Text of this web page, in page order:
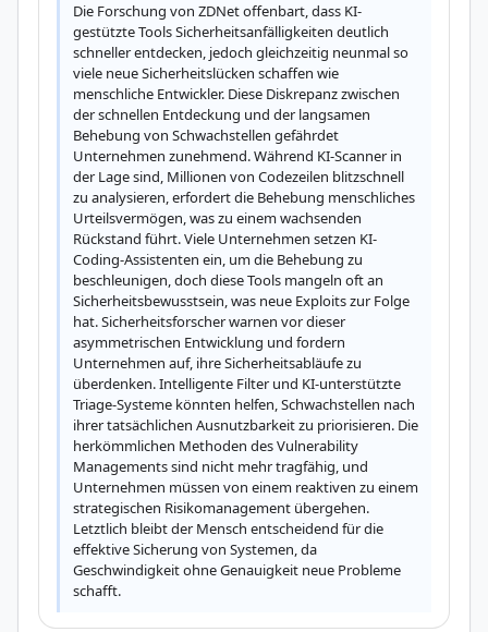
Die Forschung von ZDNet offenbart, dass KI-
gestützte Tools Sicherheitsanfälligkeiten deutlich
schneller entdecken, jedoch gleichzeitig neunmal so
viele neue Sicherheitslücken schaffen wie
menschliche Entwickler. Diese Diskrepanz zwischen
der schnellen Entdeckung und der langsamen
Behebung von Schwachstellen gefährdet
Unternehmen zunehmend. Während KI-Scanner in
der Lage sind, Millionen von Codezeilen blitzschnell
zu analysieren, erfordert die Behebung menschliches
Urteilsvermögen, was zu einem wachsenden
Rückstand führt. Viele Unternehmen setzen KI-
Coding-Assistenten ein, um die Behebung zu
beschleunigen, doch diese Tools mangeln oft an
Sicherheitsbewusstsein, was neue Exploits zur Folge
hat. Sicherheitsforscher warnen vor dieser
asymmetrischen Entwicklung und fordern
Unternehmen auf, ihre Sicherheitsabläufe zu
überdenken. Intelligente Filter und KI-unterstützte
Triage-Systeme könnten helfen, Schwachstellen nach
ihrer tatsächlichen Ausnutzbarkeit zu priorisieren. Die
herkömmlichen Methoden des Vulnerability
Managements sind nicht mehr tragfähig, und
Unternehmen müssen von einem reaktiven zu einem
strategischen Risikomanagement übergehen.
Letztlich bleibt der Mensch entscheidend für die
effektive Sicherung von Systemen, da
Geschwindigkeit ohne Genauigkeit neue Probleme
schafft.